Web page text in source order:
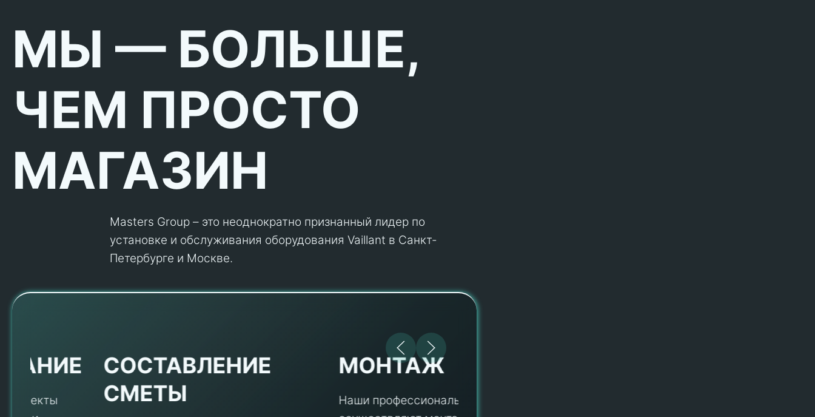
МЫ — БОЛЬШЕ,
ЧЕМ ПРОСТО
МАГАЗИН
Masters Group – это неоднократно признанный лидер по
установке и обслуживания оборудования Vaillant в Санкт-
Петербурге и Москве.
СОСТАВЛЕНИЕ
СМЕТЫ
МОНТАЖ
Наши профессионалы